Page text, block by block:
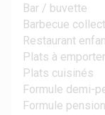
Bar / buvette
Barbecue
Restaurant
Plats à emporter
Plats cuisinés
Formule demi-
Formule